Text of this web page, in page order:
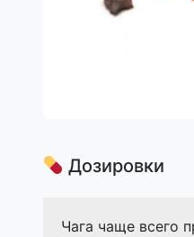
Дозировки
Чага чаще всего